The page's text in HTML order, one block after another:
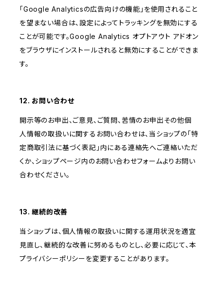
「Google Analyticsの広告向けの機能」を使用されること
を望まない場合は、設定によってトラッキングを無効にする
ことが可能です。Google Analytics オプトアウト アドオン
をブラウザにインストールされると無効にすることができま
す。
12. お問い合わせ
開示等のお申出、ご意見、ご質問、苦情のお申出その他個
人情報の取扱いに関するお問い合わせは、当ショップの「特
定商取引法に基づく表記」内にある連絡先へご連絡いただ
くか、ショップページ内のお問い合わせフォームよりお問い
合わせください。
13. 継続的改善
当ショップは、個人情報の取扱いに関する運用状況を適宜
見直し、継続的な改善に努めるものとし、必要に応じて、本
プライバシーポリシーを変更することがあります。